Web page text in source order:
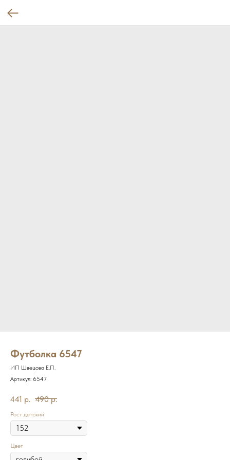
Футболка 6547
ИП Швецова Е.П.
Артикул: 6547
441 р. 490 р.
Рост детский
Цвет